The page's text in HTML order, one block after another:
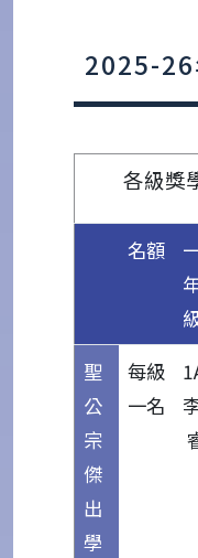
2025-26
各級獎
名額
聖
公
宗
傑
出
學
每級
一名